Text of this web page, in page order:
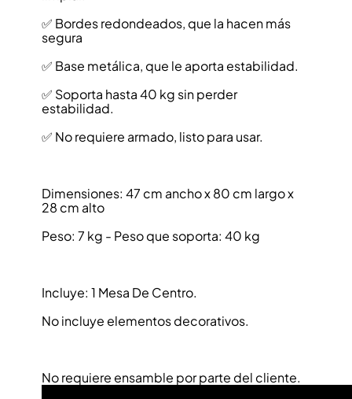
✅ Bordes redondeados, que la hacen más
segura
✅ Base metálica, que le aporta estabilidad.
✅ Soporta hasta 40 kg sin perder
estabilidad.
✅ No requiere armado, listo para usar.
Dimensiones: 47 cm ancho x 80 cm largo x
28 cm alto
Peso: 7 kg - Peso que soporta: 40 kg
Incluye: 1 Mesa De Centro.
No incluye elementos decorativos.
No requiere ensamble por parte del cliente.